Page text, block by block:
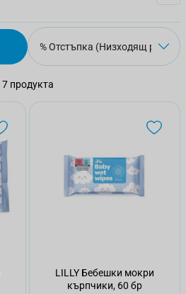
7продукта
LILLY Бебешки мокри
кърпчики, 60 бр